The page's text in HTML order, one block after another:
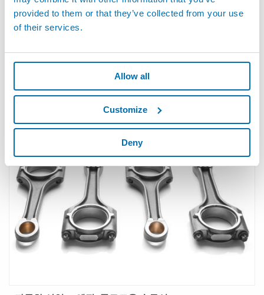
provided to them or that they’ve collected from your use
of their services.
Allow all
Customize
Deny